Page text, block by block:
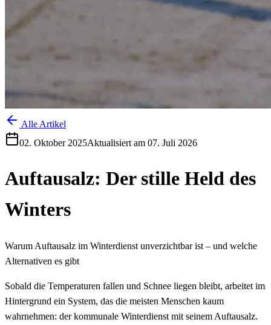
Alle Artikel
02. Oktober 2025Aktualisiert am 07. Juli 2026
Auftausalz: Der stille Held des
Winters
Warum Auftausalz im Winterdienst unverzichtbar ist – und welche
Alternativen es gibt
Sobald die Temperaturen fallen und Schnee liegen bleibt, arbeitet im
Hintergrund ein System, das die meisten Menschen kaum
wahrnehmen: der kommunale Winterdienst mit seinem Auftausalz.